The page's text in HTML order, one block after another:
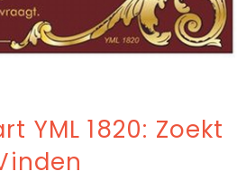
YML 1820: Zoekt